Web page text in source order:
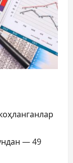
— 49